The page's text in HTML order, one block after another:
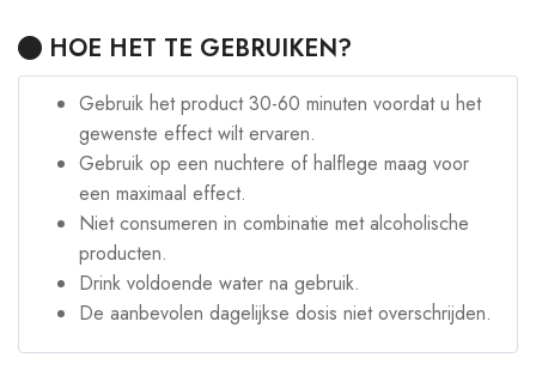
HOE HET TE GEBRUIKEN?
Gebruik het product 30-60 minuten voordat u het
gewenste effect wilt ervaren.
Gebruik op een nuchtere of halflege maag voor
een maximaal effect.
Niet consumeren in combinatie met alcoholische
producten.
Drink voldoende water na gebruik.
De aanbevolen dagelijkse dosis niet overschrijden.